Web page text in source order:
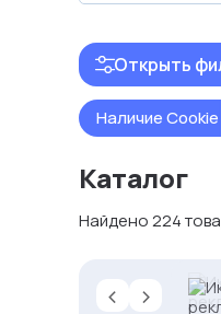
Открыть
Наличие Cookie
Каталог
Найдено 224
‹ ›